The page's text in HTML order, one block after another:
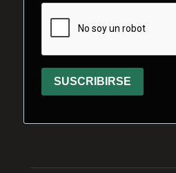
SUSCRIBIRSE